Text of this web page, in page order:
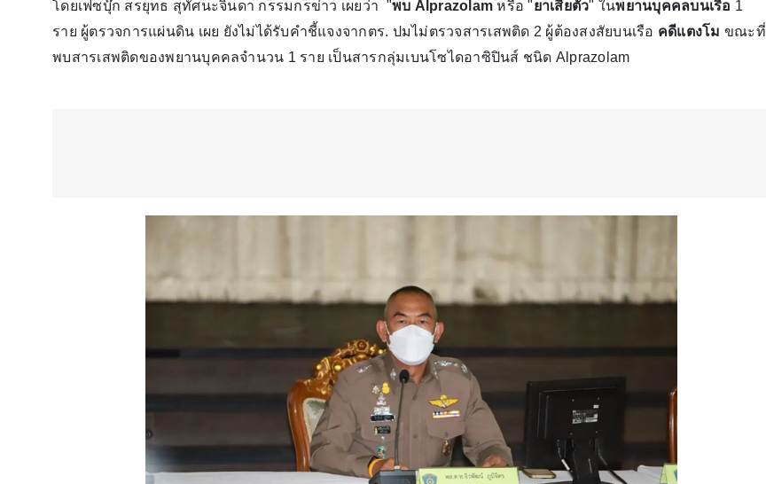
โดยเฟซบุ๊ก สรยุทธ สุทัศนะจินดา กรรมกรข่าว เผยว่า "พบ Alprazolam หรือ "ยาเสียตัว" ในพยานบุคคลบนเรือ 1
ราย ผู้ตรวจการแผ่นดิน เผย ยังไม่ได้รับคำชี้แจงจากตร. ปมไม่ตรวจสารเสพติด 2 ผู้ต้องสงสัยบนเรือ คดีแตงโม ขณะที่
พบสารเสพติดของพยานบุคคลจำนวน 1 ราย เป็นสารกลุ่มเบนโซไดอาซิปินส์ ชนิด Alprazolam